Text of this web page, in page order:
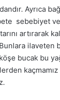
Ayrıca
sebebiyet
artırarak
ilaveten
bucak bu